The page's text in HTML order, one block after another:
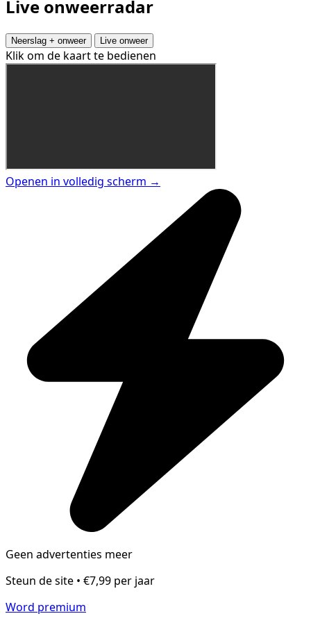
Live onweerradar
Neerslag + onweer Live onweer
Klik om de kaart te bedienen
Openen in volledig scherm →
Geen advertenties meer
Steun de site • €7,99 per jaar
Word premium